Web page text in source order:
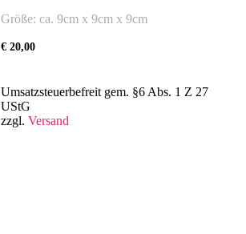
Größe: ca. 9cm x 9cm x 9cm
€20,00
Umsatzsteuerbefreit gem. §6 Abs. 1 Z 27
UStG
zzgl. Versand